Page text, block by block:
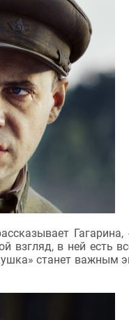
взгляд, в ней есть
станет